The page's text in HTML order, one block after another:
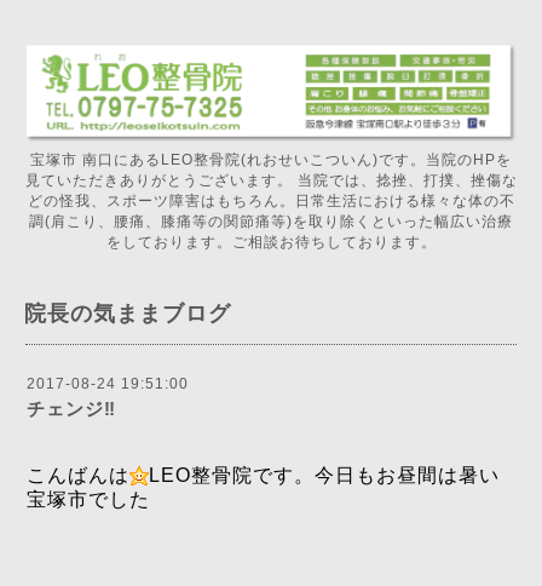
宝塚市 南口にあるLEO整骨院(れおせいこついん)です。当院のHPを
見ていただきありがとうございます。 当院では、捻挫、打撲、挫傷な
どの怪我、スポーツ障害はもちろん。日常生活における様々な体の不
調(肩こり、腰痛、膝痛等の関節痛等)を取り除くといった幅広い治療
をしております。ご相談お待ちしております。
院長の気ままブログ
2017-08-24 19:51:00
チェンジ‼️
こんばんは
LEO整骨院です。今日もお昼間は暑い
宝塚市でした